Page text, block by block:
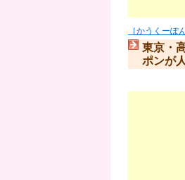
［かうくーぽん
東京・
ポンが